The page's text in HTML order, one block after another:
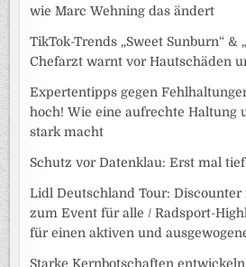
wie Marc Wehning das ändert
TikTok-Trends „Sweet Sunburn“ &
Chefarzt warnt vor Hautschäden
Expertentipps gegen
hoch! Wie eine aufrechte Haltung
stark macht
Schutz vor Datenklau: Erst mal
Lidl Deutschland Tour: Discounter
zum Event für alle / Radsport-
für einen aktiven und
Starke Kernbotschaften